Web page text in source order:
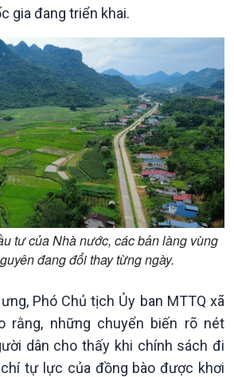
gia đang triển khai.
tư của Nhà nước, các bản làng vùng
đang đổi thay từng ngày.
Phó Chủ tịch Ủy ban MTTQ xã
rằng, những chuyển biến rõ nét
dân cho thấy khi chính sách đi
tự lực của đồng bào được khơi